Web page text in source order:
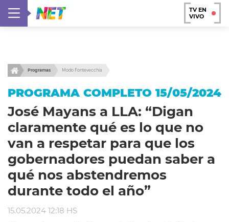
TV EN
VIVO
Programas Modo Fontevecchia
PROGRAMA COMPLETO 15/05/2024
José Mayans a LLA: “Digan
claramente qué es lo que no
van a respetar para que los
gobernadores puedan saber a
qué nos abstendremos
durante todo el año”
15.05.2024 12:18 HS